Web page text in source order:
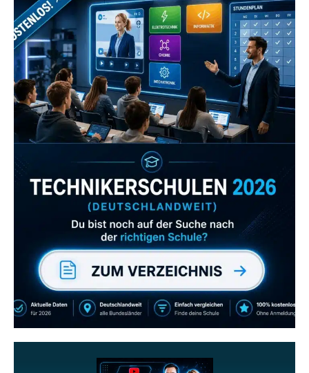
Zum Verzeichnis
Abonniere uns auch
gerne
wenn dir unsere Videos gefallen!
ZUM YOUTUBE KANAL